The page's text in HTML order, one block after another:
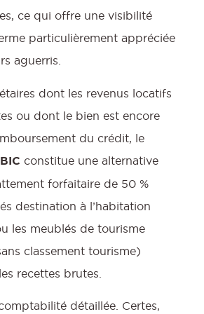
ce qui offre une visibilité
particulièrement appréciée
aguerris.
dont les revenus locatifs
ou dont le bien est encore
du crédit, le
constitue une alternative
forfaitaire de 50 %
destination à l’habitation
les meublés de tourisme
classement tourisme)
recettes brutes.
détaillée. Certes,